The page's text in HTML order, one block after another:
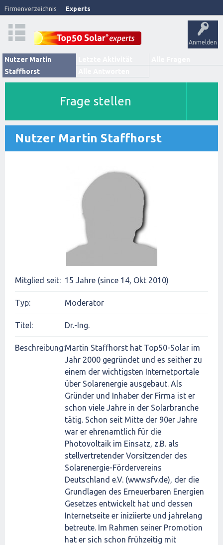
Firmenverzeichnis Experts
Anmelden
Nutzer Martin
Staffhorst
Frage stellen
Nutzer Martin Staffhorst
Mitglied seit: 15 Jahre (since 14, Okt 2010)
Typ: Moderator
Titel: Dr.-Ing.
Beschreibung:Martin Staffhorst hat Top50-Solar im
Jahr 2000 gegründet und es seither zu
einem der wichtigsten Internetportale
über Solarenergie ausgebaut. Als
Gründer und Inhaber der Firma ist er
schon viele Jahre in der Solarbranche
tätig. Schon seit Mitte der 90er Jahre
war er ehrenamtlich für die
Photovoltaik im Einsatz, z.B. als
stellvertretender Vorsitzender des
Solarenergie-Fördervereins
Deutschland e.V. (www.sfv.de), der die
Grundlagen des Erneuerbaren Energien
Gesetzes entwickelt hat und dessen
Internetseite er iniziierte und jahrelang
betreute. Im Rahmen seiner Promotion
hat er sich schon frühzeitig mit